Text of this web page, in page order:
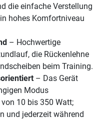
die einfache Verstellung
hohes Komfortniveau
– Hochwertige
die Rückenlehne
beim Training.
– Das Gerät
Modus
10 bis 350 Watt;
und jederzeit während